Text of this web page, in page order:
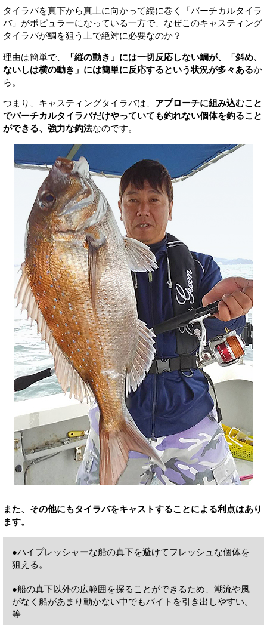
タイラバを真下から真上に向かって縦に巻く「バーチカルタイラ
バ」がポピュラーになっている一方で、なぜこのキャスティング
タイラバが鯛を狙う上で絶対に必要なのか？
理由は簡単で、
「縦の動き」には一切反応しない鯛が、「斜め、
ないしは横の動き」には簡単に反応するという状況が多々あるか
ら。
つまり、キャスティングタイラバは、 アプローチに組み込むこと
でバーチカルタイラバだけやっていても釣れない個体を釣ること
ができる、強力な釣法なのです。
また、その他にもタイラバをキャストすることによる利点はあり
ます。
●ハイプレッシャーな船の真下を避けてフレッシュな個体を
狙える。
●船の真下以外の広範囲を探ることができるため、潮流や風
がなく船があまり動かない中でもバイトを引き出しやすい。
等